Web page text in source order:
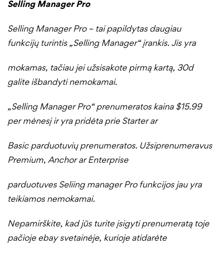
Selling Manager Pro
Selling Manager Pro – tai papildytas daugiau
funkcijų turintis „Selling Manager“ įrankis. Jis yra
mokamas, tačiau jei užsisakote pirmą kartą, 30d
galite išbandyti nemokamai.
„Selling Manager Pro“ prenumeratos kaina $15.99
per mėnesį ir yra pridėta prie Starter ar
Basic parduotuvių prenumeratos. Užsiprenumeravus
Premium, Anchor ar Enterprise
parduotuves Seliing manager Pro funkcijos jau yra
teikiamos nemokamai.
Nepamirškite, kad jūs turite įsigyti prenumeratą toje
pačioje ebay svetainėje, kurioje atidarėte